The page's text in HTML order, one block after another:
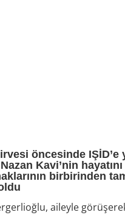
öncesinde IŞİD’e
Kavi’nin
birbirinden
aileyle